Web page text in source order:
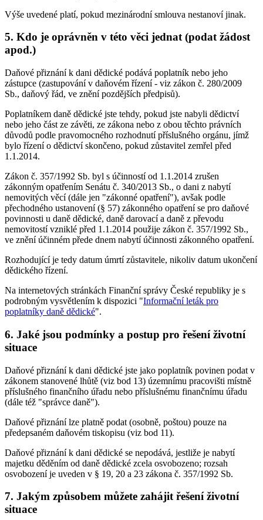
Výše uvedené platí, pokud mezinárodní smlouva nestanoví jinak.
5. Kdo je oprávněn v této věci jednat (podat žádost
apod.)
Daňové přiznání k dani dědické podává poplatník nebo jeho
zástupce (zastupování v daňovém řízení - viz zákon č. 280/2009
Sb., daňový řád, ve znění pozdějších předpisů).
Poplatníkem daně dědické jste tehdy, pokud jste nabyli dědictví
nebo jeho část ze závěti, ze zákona nebo z obou těchto právních
důvodů podle pravomocného rozhodnutí příslušného orgánu, jímž
bylo řízení o dědictví skončeno, pokud zůstavitel zemřel před
1.1.2014.
Zákon č. 357/1992 Sb. byl s účinností od 1.1.2014 zrušen
zákonným opatřením Senátu č. 340/2013 Sb., o dani z nabytí
nemovitých věcí (dále jen "zákonné opatření"), avšak podle
přechodného ustanovení (§ 57) zákonného opatření se pro daňové
povinnosti u daně dědické, daně darovací a daně z převodu
nemovitostí vzniklé před 1.1.2014 použije zákon č. 357/1992 Sb.,
ve znění účinném přede dnem nabytí účinnosti zákonného opatření.
Rozhodující je tedy datum úmrtí zůstavitele, nikoliv datum ukončení
dědického řízení.
Na internetových stránkách Finanční správy České republiky je s
podrobným vysvětlením k dispozici "Informační leták pro
poplatníky daně dědické".
6. Jaké jsou podmínky a postup pro řešení životní
situace
Daňové přiznání k dani dědické jste jako poplatník povinen podat v
zákonem stanovené lhůtě (viz bod 13) územnímu pracovišti místně
příslušného finančního úřadu nebo příslušnému finančnímu úřadu
(dále též "správce daně").
Daňové přiznání lze platně podat (osobně, poštou) pouze na
předepsaném daňovém tiskopisu (viz bod 11).
Daňové přiznání k dani dědické se nepodává, jestliže je nabytí
majetku děděním od daně dědické zcela osvobozeno; rozsah
osvobození je uveden v § 19, 20 a 23 zákona č. 357/1992 Sb.
7. Jakým způsobem můžete zahájit řešení životní
situace